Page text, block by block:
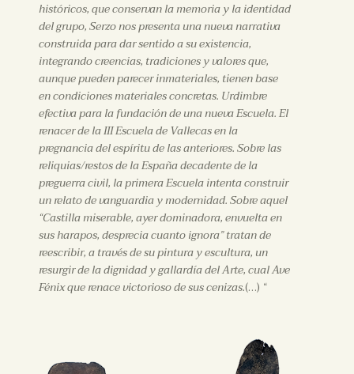
históricos, que conservan la memoria y la identidad
del grupo, Serzo nos presenta una nueva narrativa
construida para dar sentido a su existencia,
integrando creencias, tradiciones y valores que,
aunque pueden parecer inmateriales, tienen base
en condiciones materiales concretas. Urdimbre
efectiva para la fundación de una nueva Escuela. El
renacer de la III Escuela de Vallecas en la
pregnancia del espíritu de las anteriores. Sobre las
reliquias/restos de la España decadente de la
preguerra civil, la primera Escuela intenta construir
un relato de vanguardia y modernidad. Sobre aquel
“Castilla miserable, ayer dominadora, envuelta en
sus harapos, desprecia cuanto ignora” tratan de
reescribir, a través de su pintura y escultura, un
resurgir de la dignidad y gallardía del Arte, cual Ave
Fénix que renace victorioso de sus cenizas.(…) “